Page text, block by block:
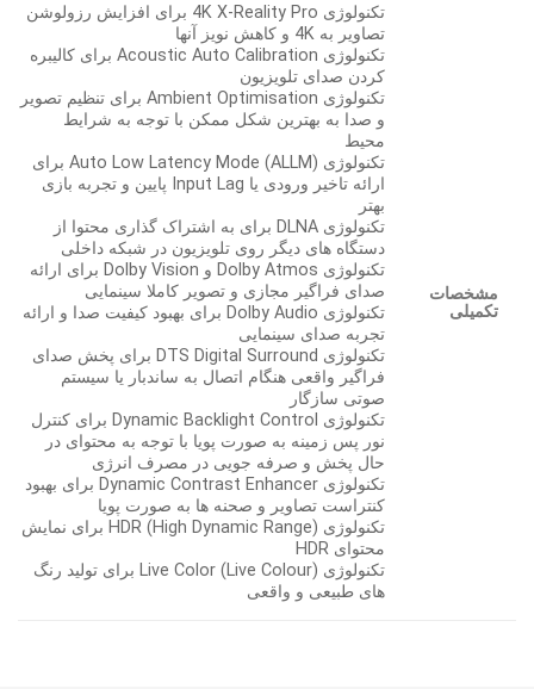
مشخصات
تکمیلی
تکنولوژی 4K X-Reality Pro برای افزایش رزولوشن
تصاویر به 4K و کاهش نویز آنها
تکنولوژی Acoustic Auto Calibration برای کالیبره
کردن صدای تلویزیون
تکنولوژی Ambient Optimisation برای تنظیم تصویر
و صدا به بهترین شکل ممکن با توجه به شرایط
محیط
تکنولوژی Auto Low Latency Mode (ALLM) برای
ارائه تاخیر ورودی یا Input Lag پایین و تجربه بازی
بهتر
تکنولوژی DLNA برای به اشتراک گذاری محتوا از
دستگاه های دیگر روی تلویزیون در شبکه داخلی
تکنولوژی Dolby Atmos و Dolby Vision برای ارائه
صدای فراگیر مجازی و تصویر کاملا سینمایی
تکنولوژی Dolby Audio برای بهبود کیفیت صدا و ارائه
تجربه صدای سینمایی
تکنولوژی DTS Digital Surround برای پخش صدای
فراگیر واقعی هنگام اتصال به ساندبار یا سیستم
صوتی سازگار
تکنولوژی Dynamic Backlight Control برای کنترل
نور پس زمینه به صورت پویا با توجه به محتوای در
حال پخش و صرفه جویی در مصرف انرژی
تکنولوژی Dynamic Contrast Enhancer برای بهبود
کنتراست تصاویر و صحنه ها به صورت پویا
تکنولوژی HDR (High Dynamic Range) برای نمایش
محتوای HDR
تکنولوژی Live Color (Live Colour) برای تولید رنگ
های طبیعی و واقعی